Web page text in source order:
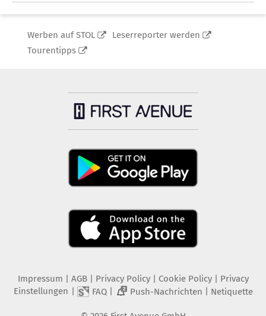
Werben auf STOL
Leserreporter werden
Tourentipps
Impressum | AGB | Privacy Policy| Cookie Policy| Privacy
Einstellungen | FAQ| 2 Push-Nachrichten | Netiquette